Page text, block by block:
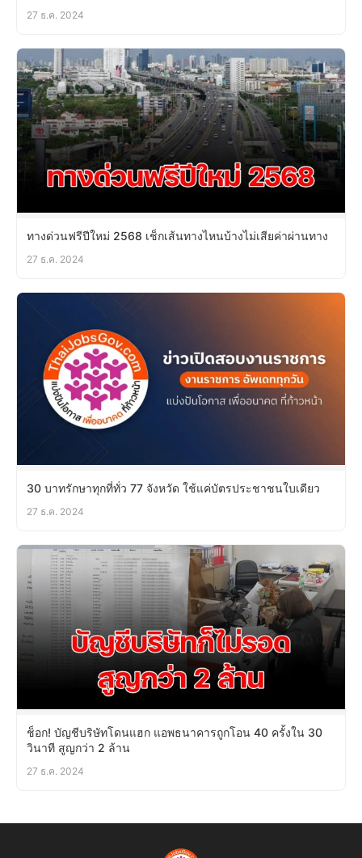
27 ธ.ค. 2024
ทางด่วนฟรีปีใหม่ 2568 เช็กเส้นทางไหนบ้างไม่เสียค่าผ่านทาง
27 ธ.ค. 2024
30 บาทรักษาทุกที่ทั่ว 77 จังหวัด ใช้แค่บัตรประชาชนใบเดียว
27 ธ.ค. 2024
ช็อก! บัญชีบริษัทโดนแฮก แอพธนาคารถูกโอน 40 ครั้งใน 30
วินาที สูญกว่า 2 ล้าน
27 ธ.ค. 2024